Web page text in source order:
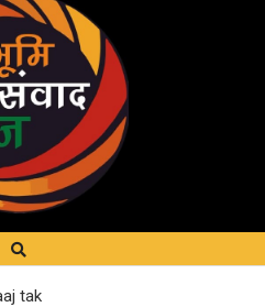
tak